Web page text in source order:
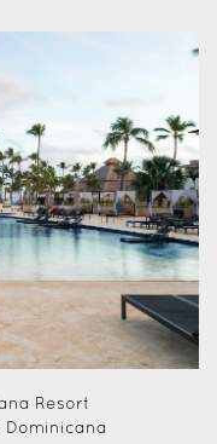
Resort
Dominicana